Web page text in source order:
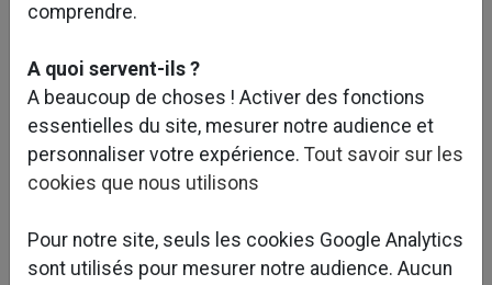
comprendre.
A quoi servent-ils ?
A beaucoup de choses ! Activer des fonctions
essentielles du site, mesurer notre audience et
personnaliser votre expérience. Tout savoir sur les
cookies que nous utilisons
Pour notre site, seuls les cookies Google Analytics
sont utilisés pour mesurer notre audience. Aucun